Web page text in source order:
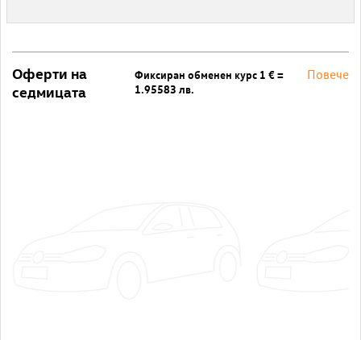
Оферти на
седмицата
Фиксиран обменен курс 1 € =
1.95583 лв.
Повече